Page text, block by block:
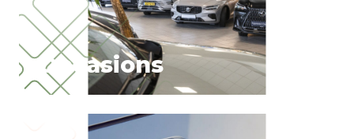
Occasions